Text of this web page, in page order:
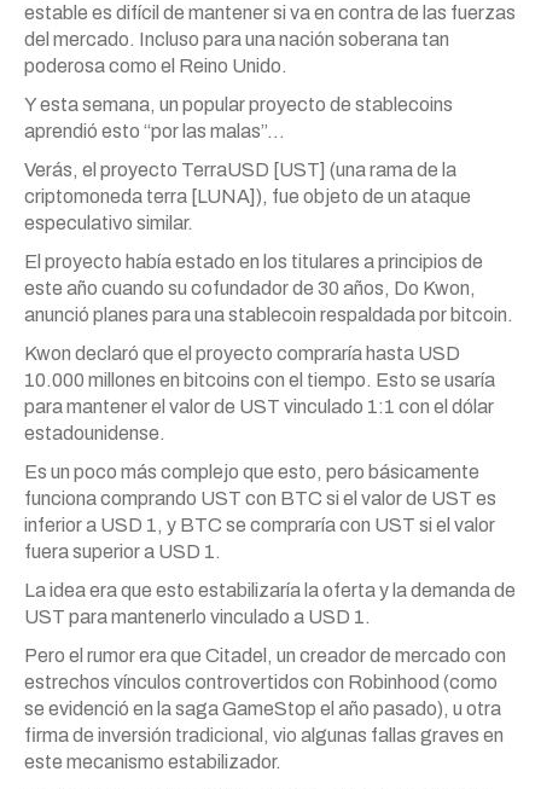
estable es difícil de mantener si va en contra de las fuerzas
del mercado. Incluso para una nación soberana tan
poderosa como el Reino Unido.
Y esta semana, un popular proyecto de stablecoins
aprendió esto “por las malas”…
Verás, el proyecto TerraUSD [UST] (una rama de la
criptomoneda terra [LUNA]), fue objeto de un ataque
especulativo similar.
El proyecto había estado en los titulares a principios de
este año cuando su cofundador de 30 años, Do Kwon,
anunció planes para una stablecoin respaldada por bitcoin.
Kwon declaró que el proyecto compraría hasta USD
10.000 millones en bitcoins con el tiempo. Esto se usaría
para mantener el valor de UST vinculado 1:1 con el dólar
estadounidense.
Es un poco más complejo que esto, pero básicamente
funciona comprando UST con BTC si el valor de UST es
inferior a USD 1, y BTC se compraría con UST si el valor
fuera superior a USD 1.
La idea era que esto estabilizaría la oferta y la demanda de
UST para mantenerlo vinculado a USD 1.
Pero el rumor era que Citadel, un creador de mercado con
estrechos vínculos controvertidos con Robinhood (como
se evidenció en la saga GameStop el año pasado), u otra
firma de inversión tradicional, vio algunas fallas graves en
este mecanismo estabilizador.